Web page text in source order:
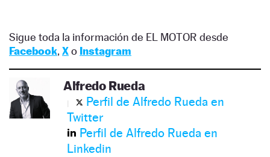
Sigue toda la información de EL MOTOR desde
Facebook, Xo Instagram
Alfredo Rueda
Perfil de Alfredo Rueda en
Twitter
Perfil de Alfredo Rueda en
Linkedin